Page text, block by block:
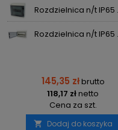
Rozdzielnica n/t IP65
Rozdzielnica n/t IP65
145,35 złbrutto
118,17 złnetto
Cena za szt.
 Dodaj do koszyka